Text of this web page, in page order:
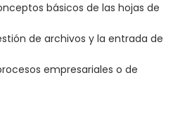
básicos de las hojas de
de archivos y la entrada de
empresariales o de